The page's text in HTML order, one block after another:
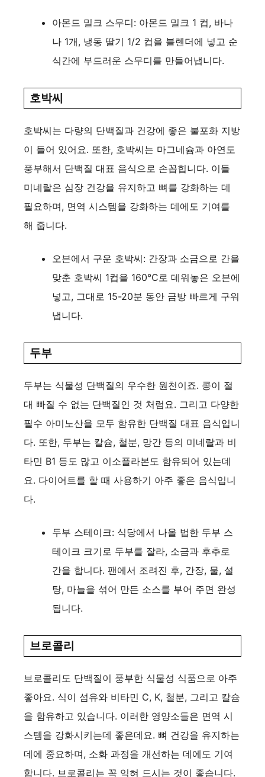
아몬드 밀크 스무디: 아몬드 밀크 1 컵, 바나
나 1개, 냉동 딸기 1/2 컵을 블렌더에 넣고 순
식간에 부드러운 스무디를 만들어냅니다.
호박씨
호박씨는 다량의 단백질과 건강에 좋은 불포화 지방
이 들어 있어요. 또한, 호박씨는 마그네슘과 아연도
풍부해서 단백질 대표 음식으로 손꼽힙니다. 이들
미네랄은 심장 건강을 유지하고 뼈를 강화하는 데
필요하며, 면역 시스템을 강화하는 데에도 기여를
해 줍니다.
오븐에서 구운 호박씨: 간장과 소금으로 간을
맞춘 호박씨 1컵을 160°C로 데워놓은 오븐에
넣고, 그대로 15-20분 동안 금방 빠르게 구워
냅니다.
두부
두부는 식물성 단백질의 우수한 원천이죠. 콩이 절
대 빠질 수 없는 단백질인 것 처럼요. 그리고 다양한
필수 아미노산을 모두 함유한 단백질 대표 음식입니
다. 또한, 두부는 칼슘, 철분, 망간 등의 미네랄과 비
타민 B1 등도 많고 이소플라본도 함유되어 있는데
요. 다이어트를 할 때 사용하기 아주 좋은 음식입니
다.
두부 스테이크: 식당에서 나올 법한 두부 스
테이크 크기로 두부를 잘라, 소금과 후추로
간을 합니다. 팬에서 조려진 후, 간장, 물, 설
탕, 마늘을 섞어 만든 소스를 부어 주면 완성
됩니다.
브로콜리
브로콜리도 단백질이 풍부한 식물성 식품으로 아주
좋아요. 식이 섬유와 비타민 C, K, 철분, 그리고 칼슘
을 함유하고 있습니다. 이러한 영양소들은 면역 시
스템을 강화시키는데 좋은데요. 뼈 건강을 유지하는
데에 중요하며, 소화 과정을 개선하는 데에도 기여
합니다. 브로콜리는 꼭 익혀 드시는 것이 좋습니다.